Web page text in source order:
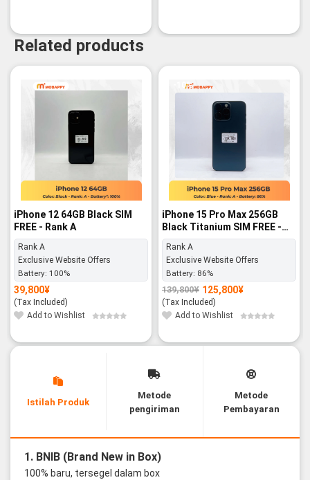
Related products
iPhone 12 64GB Black SIM
FREE - Rank A
Rank A
Exclusive Website Offers
Battery: 100%
39,800¥
(Tax Included)
Add to Wishlist
-10%
iPhone 15 Pro Max 256GB
Black Titanium SIM FREE -
Rank A
Rank A
Exclusive Website Offers
Battery: 86%
139,800¥
Original
price
was:
139,800¥.
125,800¥
Current
price
is:
125,800¥.
(Tax Included)
Add to Wishlist
Istilah Produk
Metode
pengiriman
Metode
Pembayaran
1. BNIB (Brand New in Box)
100% baru, tersegel dalam box